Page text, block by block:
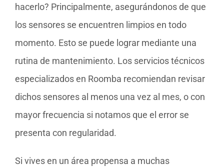
hacerlo? Principalmente, asegurándonos de que
los sensores se encuentren limpios en todo
momento. Esto se puede lograr mediante una
rutina de mantenimiento. Los servicios técnicos
especializados en Roomba recomiendan revisar
dichos sensores al menos una vez al mes, o con
mayor frecuencia si notamos que el error se
presenta con regularidad.
Si vives en un área propensa a muchas